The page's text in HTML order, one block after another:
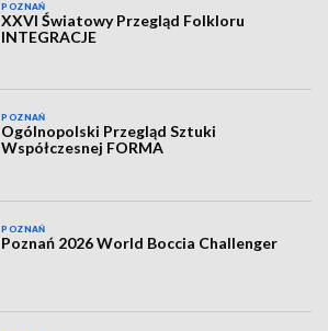
POZNAŃ
XXVI Światowy Przegląd Folkloru
INTEGRACJE
POZNAŃ
Ogólnopolski Przegląd Sztuki
Współczesnej FORMA
POZNAŃ
Poznań 2026 World Boccia Challenger